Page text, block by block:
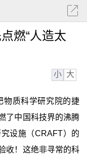
燃“人造太
小 大
物质科学研究院的捷
了中国科技界的沸腾
设施（CRAFT）的
收！这绝非寻常的科